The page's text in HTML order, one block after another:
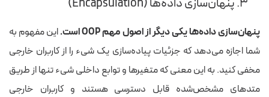
پنهان‌سازی داده‌ها یکی دیگر از اصول مهم OOP است.
این مفهوم به
شما اجازه می‌دهد که جزئیات پیاده‌سازی یک شیء را از کاربران خارجی
مخفی کنید. به این معنی که متغیرها و توابع داخلی شیء تنها از طریق
متدهای مشخص‌شده قابل دسترسی هستند و کاربران خارجی